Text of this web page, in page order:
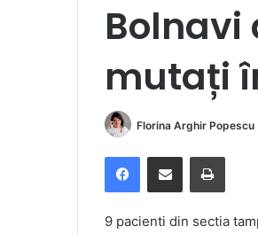
Bolnavi
mutați
Florina Arghir Popescu
FacebookDistribuie prin e-mail
9 pacienti din sectia